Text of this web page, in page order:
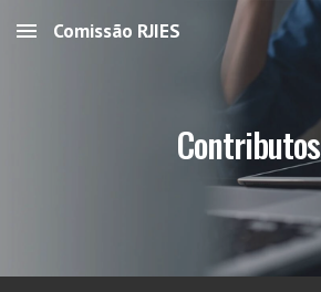
Skip to main content
Comissão RJIES
Contributos